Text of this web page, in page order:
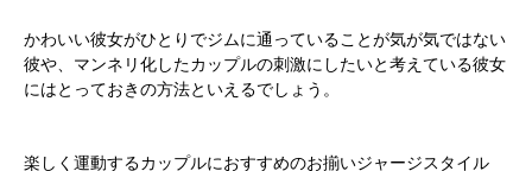
かわいい彼女がひとりでジムに通っていることが気が気ではない
彼や、マンネリ化したカップルの刺激にしたいと考えている彼女
にはとっておきの方法といえるでしょう。
楽しく運動するカップルにおすすめのお揃いジャージスタイル